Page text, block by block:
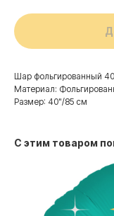
Шар фольгированный
Материал:
Размер: 40"/85 см
С этим товаром